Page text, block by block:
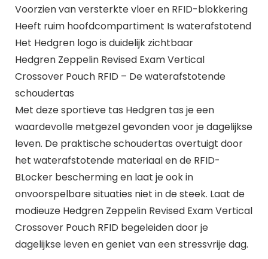
Voorzien van versterkte vloer en RFID-blokkering
Heeft ruim hoofdcompartiment Is waterafstotend
Het Hedgren logo is duidelijk zichtbaar
Hedgren Zeppelin Revised Exam Vertical
Crossover Pouch RFID – De waterafstotende
schoudertas
Met deze sportieve tas Hedgren tas je een
waardevolle metgezel gevonden voor je dagelijkse
leven. De praktische schoudertas overtuigt door
het waterafstotende materiaal en de RFID-
BLocker bescherming en laat je ook in
onvoorspelbare situaties niet in de steek. Laat de
modieuze Hedgren Zeppelin Revised Exam Vertical
Crossover Pouch RFID begeleiden door je
dagelijkse leven en geniet van een stressvrije dag.